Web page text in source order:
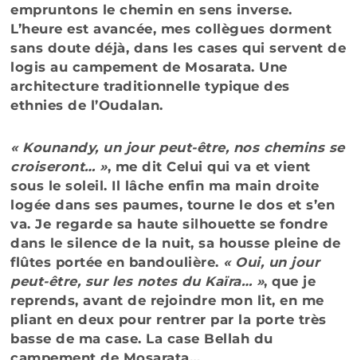
empruntons le chemin en sens inverse.
L’heure est avancée, mes collègues dorment
sans doute déjà, dans les cases qui servent de
logis au campement de Mosarata. Une
architecture traditionnelle typique des
ethnies de l’Oudalan.
« Kounandy, un jour peut-être, nos chemins se
croiseront… », me dit Celui qui va et vient
sous le soleil. Il lâche enfin ma main droite
logée dans ses paumes, tourne le dos et s’en
va. Je regarde sa haute silhouette se fondre
dans le silence de la nuit, sa housse pleine de
flûtes portée en bandoulière. « Oui, un jour
peut-être, sur les notes du Kaïra… », que je
reprends, avant de rejoindre mon lit, en me
pliant en deux pour rentrer par la porte très
basse de ma case. La case Bellah du